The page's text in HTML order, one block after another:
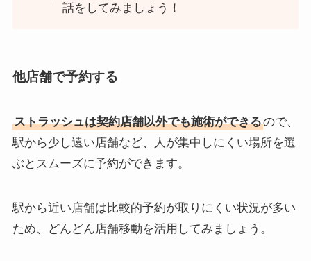
話をしてみましょう！
他店舗で予約する
ストラッシュは契約店舗以外でも施術ができるので、
駅から少し遠い店舗など、人が集中しにくい場所を選
ぶとスムーズに予約ができます。
駅から近い店舗は比較的予約が取りにくい状況が多い
ため、どんどん店舗移動を活用してみましょう。